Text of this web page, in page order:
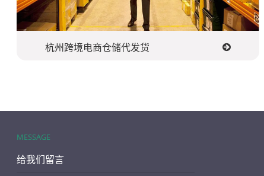
杭州跨境电商仓储代发货
MESSAGE
给我们留言